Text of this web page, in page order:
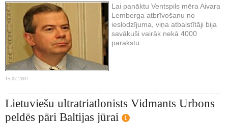
Lai panāktu Ventspils mēra Aivara
Lemberga atbrīvošanu no
ieslodzījuma, viņa atbalstītāji bija
savākuši vairāk nekā 4000
parakstu.
15.07.2007.
Lietuviešu ultratriatlonists Vidmants Urbons
peldēs pāri Baltijas jūrai
1